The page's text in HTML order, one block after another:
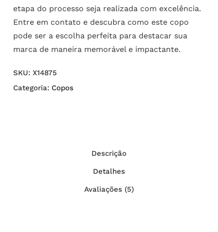
etapa do processo seja realizada com excelência.
Entre em contato e descubra como este copo
pode ser a escolha perfeita para destacar sua
marca de maneira memorável e impactante.
SKU: X14875
Categoria: Copos
Descrição
Detalhes
Avaliações (5)